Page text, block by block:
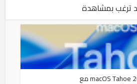
ترغب بمشاهدة
آبل تطلق تحديث macOS Tahoe 26.4.1 مع